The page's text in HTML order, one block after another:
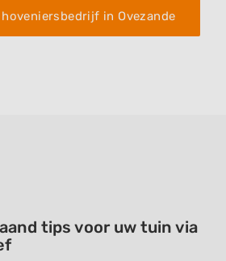
in Ovezande
tips voor uw tuin via